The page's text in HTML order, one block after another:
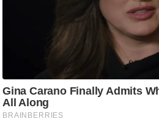
स
मी
क्षा